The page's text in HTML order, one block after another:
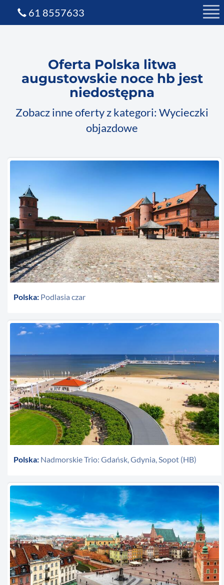
Oferta Polska litwa
augustowskie noce hb jest
niedostępna
Zobacz inne oferty z kategori: Wycieczki
objazdowe
Polska: Podlasia czar
Polska: Nadmorskie Trio: Gdańsk, Gdynia, Sopot (HB)
61 8557633